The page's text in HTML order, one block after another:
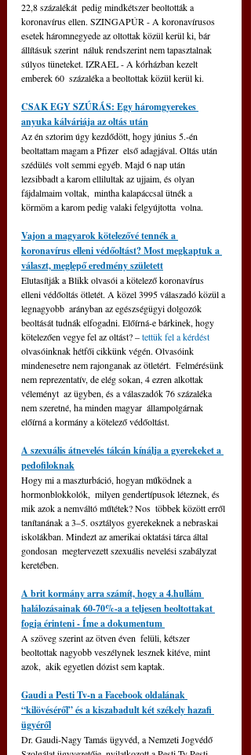
22,8 százalékát  pedig mindkétszer beoltották a
koronavírus ellen. SZINGAPÚR - A koronavírusos
esetek háromnegyede az oltottak közül kerül ki, bár
állításuk szerint  náluk rendszerint nem tapasztalnak
súlyos tüneteket. IZRAEL - A kórházban kezelt
emberek 60  százaléka a beoltottak közül kerül ki.
CSAK EGY SZÚRÁS: Egy háromgyerekes
anyuka kálváriája az oltás után
Az én sztorim úgy kezdődött, hogy június 5.-én
beoltattam magam a Pfizer  első adagjával. Oltás után
szédülés volt semmi egyéb. Majd 6 nap után
lezsibbadt a karom ellilultak az ujjaim, és olyan
fájdalmaim voltak,  mintha kalapáccsal ütnék a
körmöm a karom pedig valaki felgyújtotta  volna.
Vajon a magyarok kötelezővé tennék a
koronavírus elleni védőoltást? Most megkaptuk a
választ, meglepő eredmény született
Elutasítják a Blikk olvasói a kötelező koronavírus
elleni védőoltás ötletét. A közel 3995 válaszadó közül a
legnagyobb  arányban az egészségügyi dolgozók
beoltását tudnák elfogadni. Előírná-e bárkinek, hogy
kötelezően vegye fel az oltást? – tettük fel a kérdést
olvasóinknak hétfői cikkünk végén. Olvasóink
mindenesetre nem rajonganak az ötletért.  Felmérésünk
nem reprezentatív, de elég sokan, 4 ezren alkottak
véleményt  az ügyben, és a válaszadók 76 százaléka
nem szeretné, ha minden magyar  állampolgárnak
előírná a kormány a kötelező védőoltást.
A szexuális átnevelés tálcán kínálja a gyerekeket a
pedofiloknak
Hogy mi a maszturbáció, hogyan működnek a
hormonblokkolók,  milyen gendertípusok léteznek, és
mik azok a nemváltó műtétek? Nos  többek között erről
tanítanának a 3–5. osztályos gyerekeknek a nebraskai
iskolákban. Mindezt az amerikai oktatási tárca által
gondosan  megtervezett szexuális nevelési szabályzat
keretében.
A brit kormány arra számít, hogy a 4.hullám
halálozásainak 60-70%-a a teljesen beoltottakat
fogja érinteni - Íme a dokumentum
A szöveg szerint az ötven éven  felüli, kétszer
beoltottak nagyobb veszélynek lesznek kitéve, mint
azok,  akik egyetlen dózist sem kaptak.
Gaudi a Pesti Tv-n a Facebook oldalának
“kilövéséről” és a kiszabadult két székely hazafi
ügyéről
Dr. Gaudi-Nagy Tamás ügyvéd, a Nemzeti Jogvédő